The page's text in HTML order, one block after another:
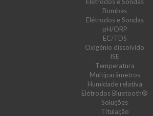
Bombas
Elétrodos e Sondas
pH/ORP
EC/TDS
Oxigénio dissolvido
ISE
Temperatura
Multiparâmetros
Humidade relativa
Elétrodos Bluetooth®
Soluções
Titulação